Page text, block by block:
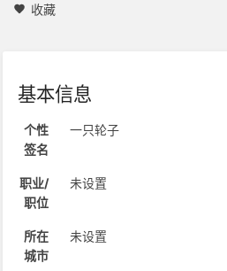
收藏
基本信息
个性
签名
一只轮子
职业/
职位
未设置
所在
城市
未设置